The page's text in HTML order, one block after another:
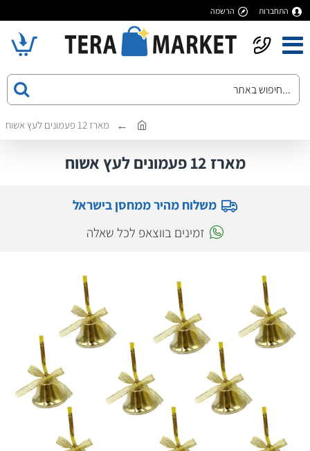
התחברות הרשמה
מארז 12 פעמונים לעץ אשוח
מארז 12 פעמונים לעץ אשוח
משלוח מהיר ממחסן בישראל
זמינים בווצאפ לכל שאלה